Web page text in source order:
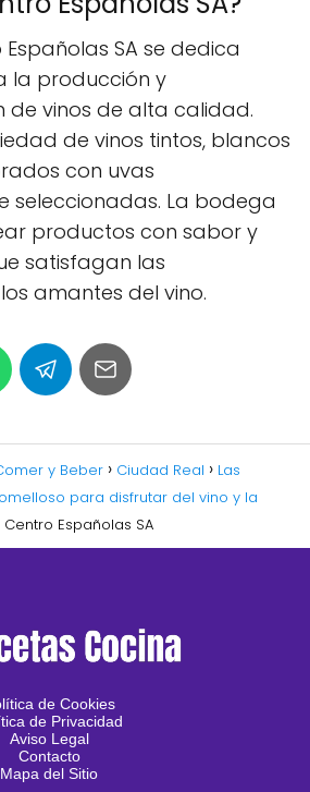
SA se dedica
la producción y
de vinos de alta calidad.
de vinos tintos, blancos
con uvas
seleccionadas. La bodega
productos con sabor y
satisfagan las
amantes del vino.
y Beber Ciudad Real
Las
para disfrutar del vino y la
Españolas SA
de Cookies
de Privacidad
Aviso Legal
Contacto
Mapa del Sitio